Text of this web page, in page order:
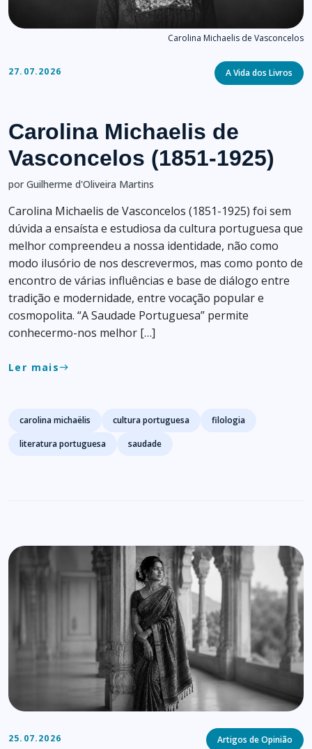
Carolina Michaelis de Vasconcelos
27.07.2026 Categories
A Vida dos Livros
Carolina Michaelis de
Vasconcelos (1851-1925)
por Guilherme d'Oliveira Martins
Carolina Michaelis de Vasconcelos (1851-1925) foi sem
dúvida a ensaísta e estudiosa da cultura portuguesa que
melhor compreendeu a nossa identidade, não como
modo ilusório de nos descrevermos, mas como ponto de
encontro de várias influências e base de diálogo entre
tradição e modernidade, entre vocação popular e
cosmopolita. “A Saudade Portuguesa” permite
conhecermo-nos melhor […]
Ler maiseast
Tags
carolina michaëlis cultura portuguesa
filologia
literatura portuguesa
saudade
25.07.2026 Categories
Artigos de Opinião